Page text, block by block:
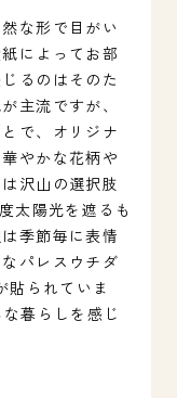
な形で目がい
によってお部
るのはそのた
主流ですが、
で、オリジナ
やかな花柄や
沢山の選択肢
太陽光を遮るも
季節毎に表情
パレスウチダ
貼られていま
暮らしを感じ